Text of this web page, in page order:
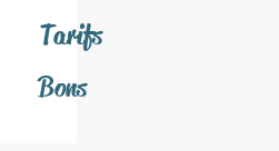
Tarifs
Bons